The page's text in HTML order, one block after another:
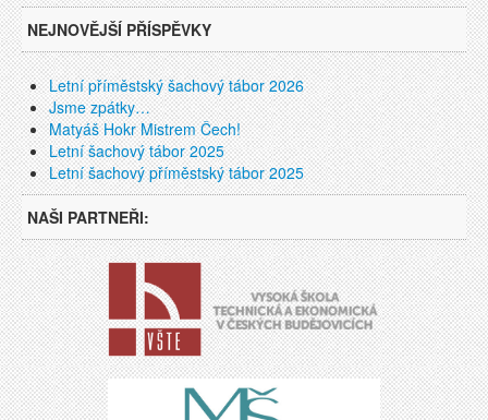
NEJNOVĚJŠÍ PŘÍSPĚVKY
Letní příměstský šachový tábor 2026
Jsme zpátky…
Matyáš Hokr Mistrem Čech!
Letní šachový tábor 2025
Letní šachový příměstský tábor 2025
NAŠI PARTNEŘI: